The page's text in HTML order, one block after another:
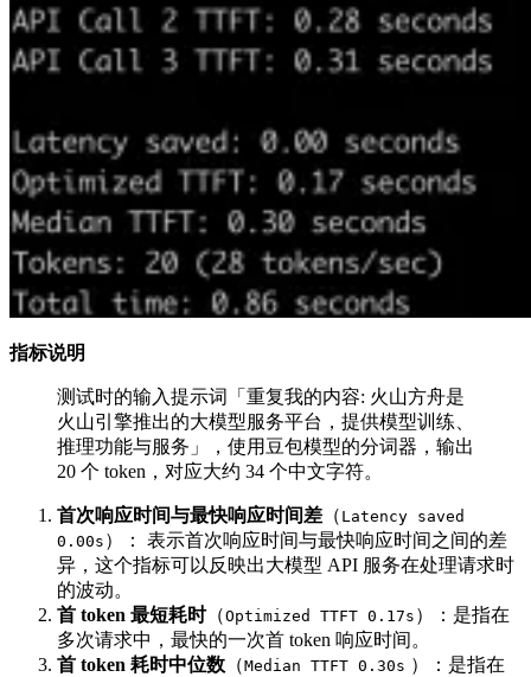
指标说明
测试时的输入提示词「重复我的内容: 火山方舟是
火山引擎推出的大模型服务平台，提供模型训练、
推理功能与服务」，使用豆包模型的分词器，输出
20 个 token，对应大约 34 个中文字符。
首次响应时间与最快响应时间差 （ Latency saved
0.00s ）： 表示首次响应时间与最快响应时间之间的差
异，这个指标可以反映出大模型 API 服务在处理请求时
的波动。
首 token 最短耗时（Optimized TTFT 0.17s ）：是指在
多次请求中，最快的一次首 token 响应时间。
首 token 耗时中位数 （Median TTFT 0.30s ）：是指在